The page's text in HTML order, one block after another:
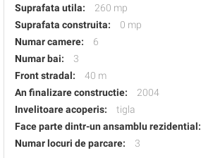
Suprafata utila:
260 mp
Suprafata construita:
0 mp
Numar camere:
6
Numar bai:
3
Front stradal:
40 m
An finalizare constructie:
2004
Invelitoare acoperis:
tigla
Face parte dintr-un ansamblu rezidential:
Numar locuri de parcare:
3